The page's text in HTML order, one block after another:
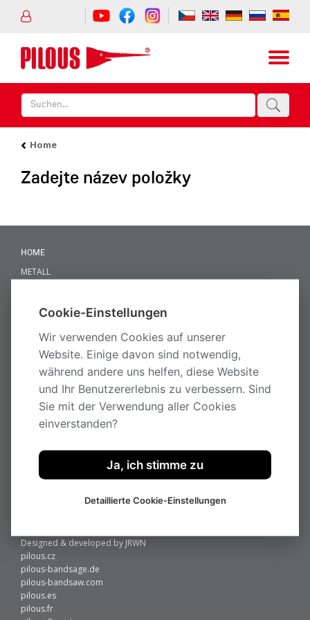
Home
Zadejte název položky
HOME
METALL
UNTERNEHMEN
AUSLAUFPRODUKTE
METAL
HOLZ
KONTAKT
Pilous
Železná 9, 619 00 Brno
Tel..: +420 543 252 010
Fax.: +420 543 252 011
e-mail:info@pilous.cz
© 2016 – PILOUS
Designed & developed by JRWN
pilous.cz
pilous-bandsage.de
pilous-bandsaw.com
pilous.es
pilous.fr
Cookie-Einstellungen
Wir verwenden Cookies auf unserer
Website. Einige davon sind notwendig,
während andere uns helfen, diese Website
und Ihr Benutzererlebnis zu verbessern. Sind
Sie mit der Verwendung aller Cookies
einverstanden?
Ja, ich stimme zu
Detaillierte Cookie-Einstellungen